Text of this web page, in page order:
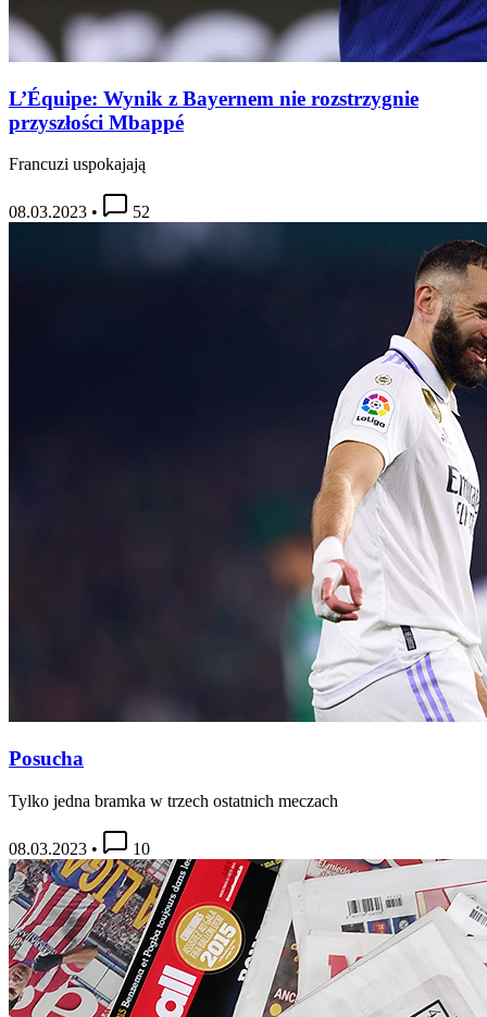
L’Équipe: Wynik z Bayernem nie rozstrzygnie
przyszłości Mbappé
Francuzi uspokajają
08.03.2023 • 52
Posucha
Tylko jedna bramka w trzech ostatnich meczach
08.03.2023 • 10